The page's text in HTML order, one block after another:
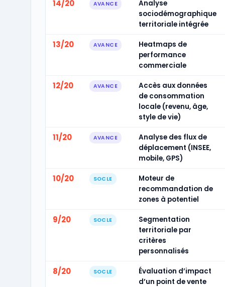
14/20 AVANCE
Analyse
sociodémographique
territoriale intégrée
13/20 AVANCE
Heatmaps de
performance
commerciale
12/20 AVANCE
Accès aux données
de consommation
locale (revenu, âge,
style de vie)
11/20 AVANCE
Analyse des flux de
déplacement (INSEE,
mobile, GPS)
10/20 SOCLE
Moteur de
recommandation de
zones à potentiel
9/20 SOCLE
Segmentation
territoriale par
critères
personnalisés
8/20 SOCLE
Évaluation d’impact
d’un point de vente